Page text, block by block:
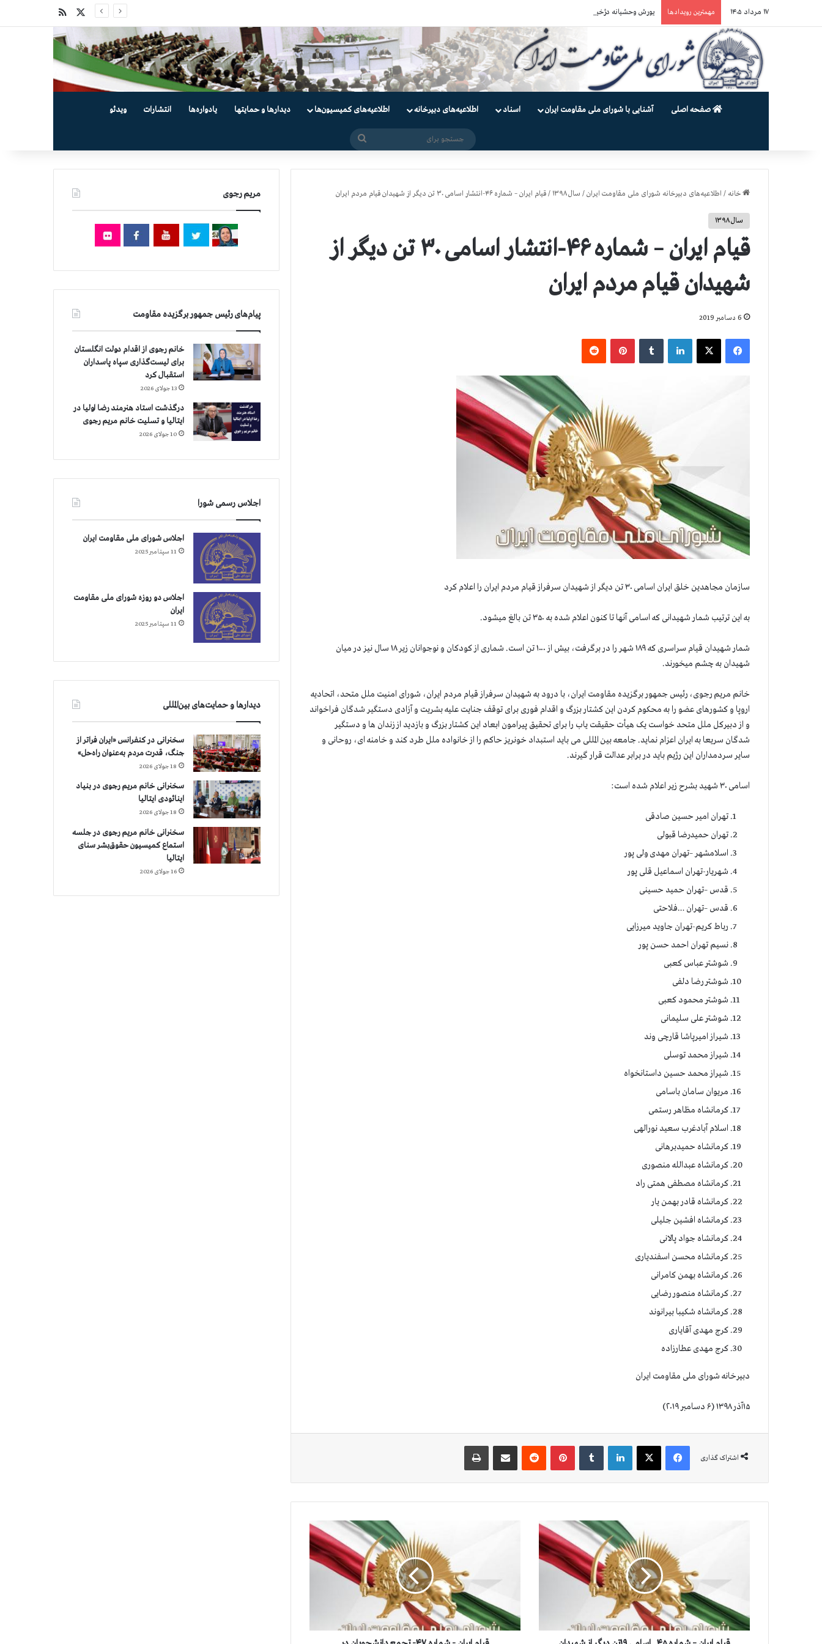
۱۷ مرداد ۱۴۰۵ مهمترین رویدادها یورش وحشیانه دژخیمان رژیم آخوندی به بند ۷ زندان اوین و ضرب‌وجرح زندانیان سیاسی
صفحه اصلی آشنایی با شورای ملی مقاومت ایران اسناد اطلاعیه‌های دبیرخانه اطلاعیه‌های کمیسیون‌‌ها دیدارها و حمایتها یادواره‌ها انتشارات ویدئو
خانه / اطلاعیه‌های دبیرخانه شورای ملی مقاومت ایران/ سال ۱۳۹۸ /قیام ایران – شماره ۴۶-انتشار اسامی ۳۰ تن دیگر از شهیدان قیام مردم ایران
سال ۱۳۹۸
قیام ایران – شماره ۴۶-انتشار اسامی ۳۰ تن دیگر از
شهیدان قیام مردم ایران
6 دسامبر 2019
فیس بوک X ‫پین‌ترست
سازمان مجاهدین خلق ایران اسامی ۳۰ تن دیگر از شهیدان سرفراز قیام مردم ایران را اعلام کرد
به این ترتیب شمار شهیدانی که اسامی آنها تا کنون اعلام شده به ۳۵۰ تن بالغ میشود.
شمار شهیدان قیام سراسری که ۱۸۹ شهر را در برگرفت، بیش از ۱۰۰۰ تن است. شماری از کودکان و نوجوانان زیر ۱۸ سال نیز در میان
شهیدان به چشم میخورند.
خانم مریم رجوی، رئیس جمهور برگزیده مقاومت ایران، با درود به شهیدان سرفراز قیام مردم ایران، شورای امنیت ملل متحد، اتحادیه
اروپا و کشورهای عضو را به محکوم کردن این کشتار بزرگ و اقدام فوری برای توقف جنایت علیه بشریت و آزادی دستگیر شدگان فراخواند
و از دبیرکل ملل متحد خواست یک هیأت حقیقت یاب را برای تحقیق پیرامون ابعاد این کشتار بزرگ و بازدید از زندان ها و دستگیر
شدگان سریعا به ایران اعزام نماید. جامعه بین المللی می باید استبداد خونریز حاکم را از خانواده ملل طرد کند و خامنه ای، روحانی و
سایر سردمداران این رژیم باید در برابر عدالت قرار گیرند.
اسامی ۳۰ شهید بشرح زیر اعلام شده است:
تهران امیر حسین صادقی
تهران حمیدرضا قبولی
اسلامشهر –تهران مهدی ولی پور
شهریار-تهران اسماعیل قلی پور
قدس –تهران حمید حسینی
قدس –تهران …فلاحتی
رباط کریم-تهران جاوید میرزایی
نسیم تهران احمد حسن پور
شوشتر عباس کعبی
شوشتر رضا دلفی
شوشتر محمود کعبی
شوشتر علی سلیمانی
شیراز امیرپاشا قارچی وند
شیراز محمد توسلی
شیراز محمد حسین داستانخواه
مریوان سامان باسامی
کرمانشاه مظاهر رستمی
اسلام آبادغرب سعید نورالهی
کرمانشاه حمیدبرهانی
کرمانشاه عبدالله منصوری
کرمانشاه مصطفی همتی راد
کرمانشاه قادر بهمن یار
کرمانشاه افشین جلیلی
کرمانشاه جواد پالانی
کرمانشاه محسن اسفندیاری
کرمانشاه بهمن کامرانی
کرمانشاه منصور رضایی
کرمانشاه شکیبا بیرانوند
کرج مهدی آقایاری
کرج مهدی عطارزاده
دبیرخانه شورای ملی مقاومت ایران
۱۵آذر ۱۳۹۸ (۶ دسامبر ۲۰۱۹)
اشتراک گذاری
فیس بوک X ‫پین‌ترست ‫رددیت
ا
ن
ا
ن
مریم رجوی
پیام‌های رئیس جمهور برگزیده مقاومت
خانم رجوی از اقدام دولت انگلستان
برای لیست‌گذاری سپاه پاسداران
استقبال کرد
13 جولای 2026
درگذشت استاد هنرمند رضا اولیا در
ایتالیا و تسلیت خانم مریم رجوی
10 جولای 2026
اجلاس رسمی شورا
اجلاس شورای ملی مقاومت ایران
11 سپتامبر 2025
اجلاس دو روزه شورای ملی مقاومت
ایران
11 سپتامبر 2025
دیدارها و حمایت‌های بین‌المللی
سخنرانی در کنفرانس «ایران فراتر از
جنگ، قدرت مردم به‌عنوان راه‌حل»
18 جولای 2026
سخنرانی خانم مریم رجوی در بنیاد
اینائودی ایتالیا
18 جولای 2026
سخنرانی خانم مریم رجوی در جلسه
استماع کمیسیون حقوق‌بشر سنای
ایتالیا
16 جولای 2026